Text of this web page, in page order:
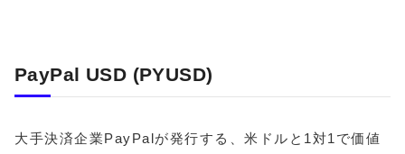
PayPal USD (PYUSD)
大手決済企業PayPalが発行する、米ドルと1対1で価値